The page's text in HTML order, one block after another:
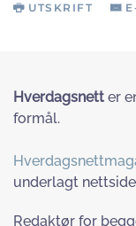
UTSKRIFT
Hverdagsnett er
formål.
underlagt
Redaktør for